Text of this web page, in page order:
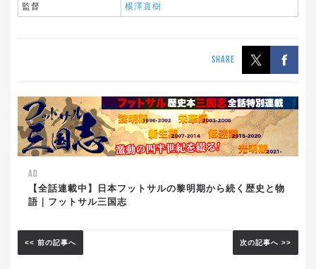
監督 横澤直樹
SHARE
AD
【全話連載中】日本フットサルの黎明期から続く歴史と物
語｜フットサル三国志
<< 前の記事へ 次の記事へ >>